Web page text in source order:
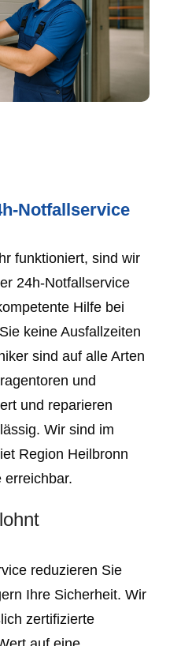
Notfallservice
funktioniert, sind wir
24h-Notfallservice
Hilfe bei
keine Ausfallzeiten
sind auf alle Arten
und
und reparieren
Wir sind im
Region Heilbronn
erreichbar.
reduzieren Sie
Ihre Sicherheit. Wir
zertifizierte